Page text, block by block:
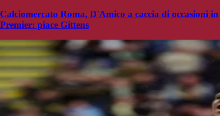
Calciomercato Roma, D'Amico a caccia di occasioni in
Premier: piace Gittens